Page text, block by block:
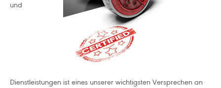
und
Dienstleistungen ist eines unserer wichtigsten Versprechen an